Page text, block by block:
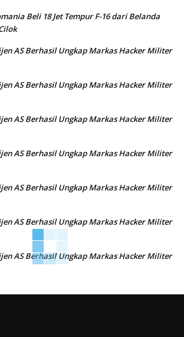
Beli 18 Jet Tempur F-16 dari Belanda
AS Berhasil Ungkap Markas Hacker Militer
AS Berhasil Ungkap Markas Hacker Militer
AS Berhasil Ungkap Markas Hacker Militer
AS Berhasil Ungkap Markas Hacker Militer
AS Berhasil Ungkap Markas Hacker Militer
AS Berhasil Ungkap Markas Hacker Militer
AS Berhasil Ungkap Markas Hacker Militer